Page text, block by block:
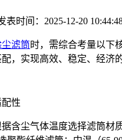
表时间：2025-12-20
滤筒时，需综合考量以下
，实现高效、稳定、经济
性
含尘气体温度选择滤筒材